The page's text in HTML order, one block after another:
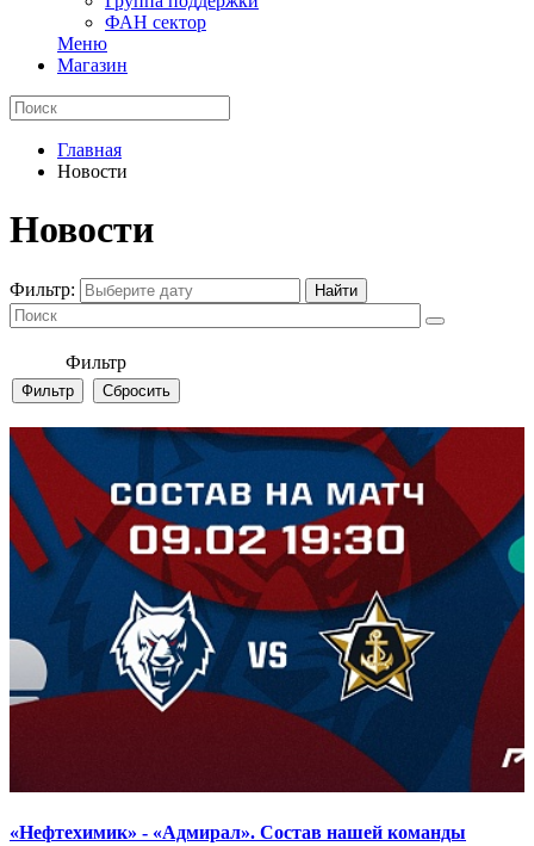
ФАН сектор
Меню
Магазин
Главная
Новости
Новости
Фильтр:
Фильтр
«Нефтехимик» - «Адмирал». Состав нашей команды